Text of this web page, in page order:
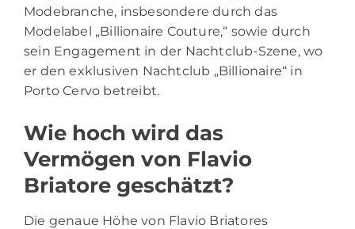
Modebranche, insbesondere durch das
Modelabel „Billionaire Couture,“ sowie durch
sein Engagement in der Nachtclub-Szene, wo
er den exklusiven Nachtclub „Billionaire“ in
Porto Cervo betreibt.
Wie hoch wird das
Vermögen von Flavio
Briatore geschätzt?
Die genaue Höhe von Flavio Briatores